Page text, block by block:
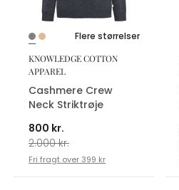
Flere størrelser
KNOWLEDGE COTTON
APPAREL
Cashmere Crew
Neck Striktrøje
800 kr.
2.000 kr.
Fri fragt over 399 kr